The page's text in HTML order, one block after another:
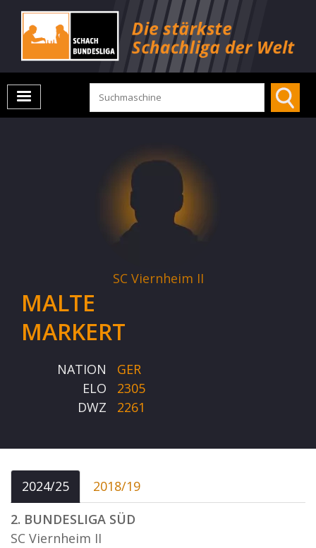
SC Viernheim II
MALTE
MARKERT
NATION
GER
ELO
2305
DWZ
2261
2024/25
2018/19
2. BUNDESLIGA SÜD
SC Viernheim II